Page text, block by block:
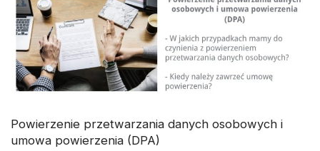
Powierzenie przetwarzania danych osobowych i
umowa powierzenia (DPA)